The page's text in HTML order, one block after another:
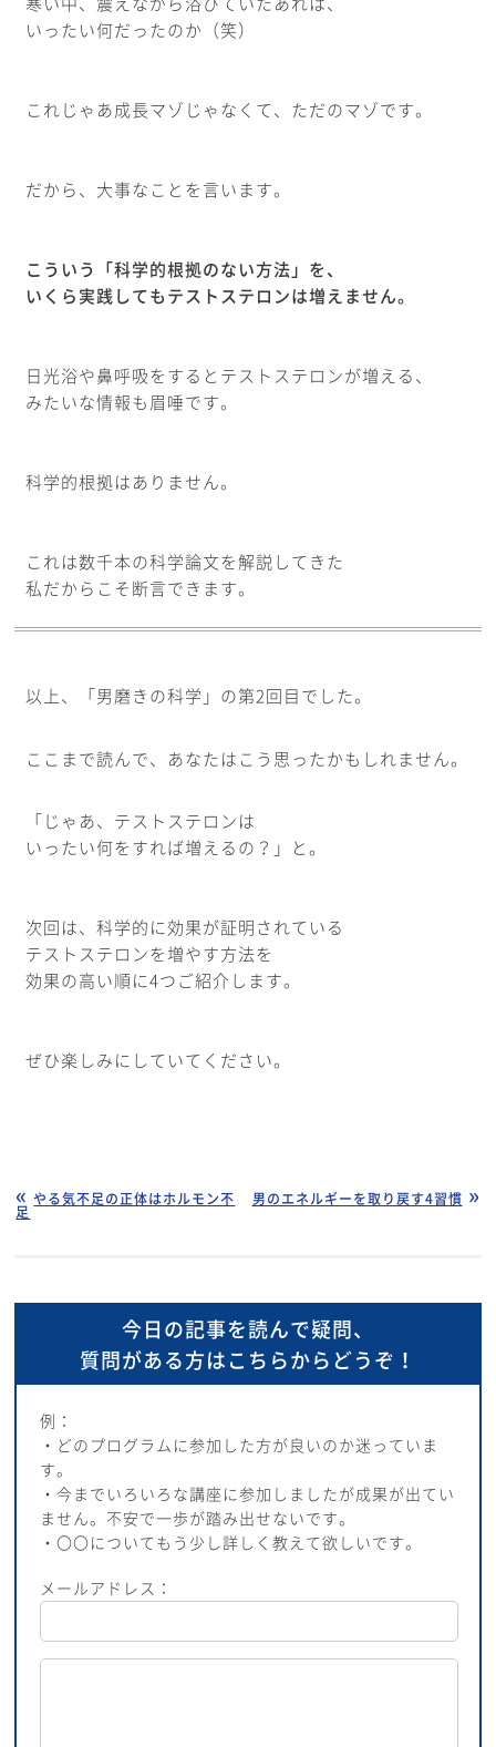
いったい何だったのか（笑）
これじゃあ成長マゾじゃなくて、ただのマゾです。
だから、大事なことを言います。
こういう「科学的根拠のない方法」を、
いくら実践してもテストステロンは増えません。
日光浴や鼻呼吸をするとテストステロンが増える、
みたいな情報も眉唾です。
科学的根拠はありません。
これは数千本の科学論文を解説してきた
私だからこそ断言できます。
以上、「男磨きの科学」の第2回目でした。
ここまで読んで、あなたはこう思ったかもしれません。
「じゃあ、テストステロンは
いったい何をすれば増えるの？」と。
次回は、科学的に効果が証明されている
テストステロンを増やす方法を
効果の高い順に4つご紹介します。
ぜひ楽しみにしていてください。
やる気不足の正体はホルモン不
足
男のエネルギーを取り戻す4習慣
今日の記事を読んで疑問、
質問がある方はこちらからどうぞ！
例：
・どのプログラムに参加した方が良いのか迷っていま
す。
・今までいろいろな講座に参加しましたが成果が出てい
ません。不安で一歩が踏み出せないです。
・〇〇についてもう少し詳しく教えて欲しいです。
メールアドレス：